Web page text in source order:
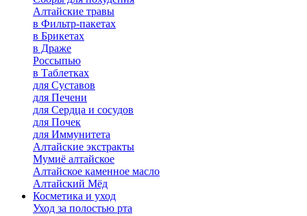
Алтайские травы
в Фильтр-пакетах
в Брикетах
в Драже
Россыпью
в Таблетках
для Cуставов
для Печени
для Сердца и сосудов
для Почек
для Иммунитета
Алтайские экстракты
Мумиё алтайское
Алтайское каменное масло
Алтайский Мёд
Косметика и уход
Уход за полостью рта